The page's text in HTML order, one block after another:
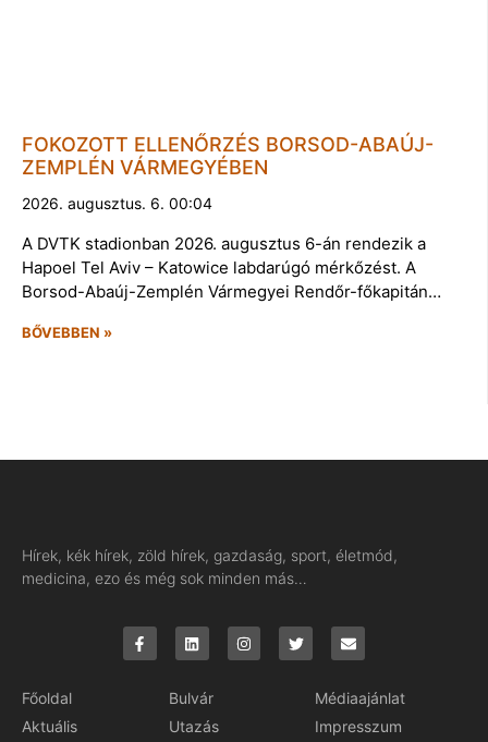
FOKOZOTT ELLENŐRZÉS BORSOD-ABAÚJ-
ZEMPLÉN VÁRMEGYÉBEN
2026. augusztus. 6. 00:04
A DVTK stadionban 2026. augusztus 6-án rendezik a
Hapoel Tel Aviv – Katowice labdarúgó mérkőzést. A
Borsod-Abaúj-Zemplén Vármegyei Rendőr-főkapitán…
BŐVEBBEN »
Hírek, kék hírek, zöld hírek, gazdaság, sport, életmód,
medicina, ezo és még sok minden más…
Főoldal
Aktuális
Bulvár
Utazás
Médiaajánlat
Impresszum